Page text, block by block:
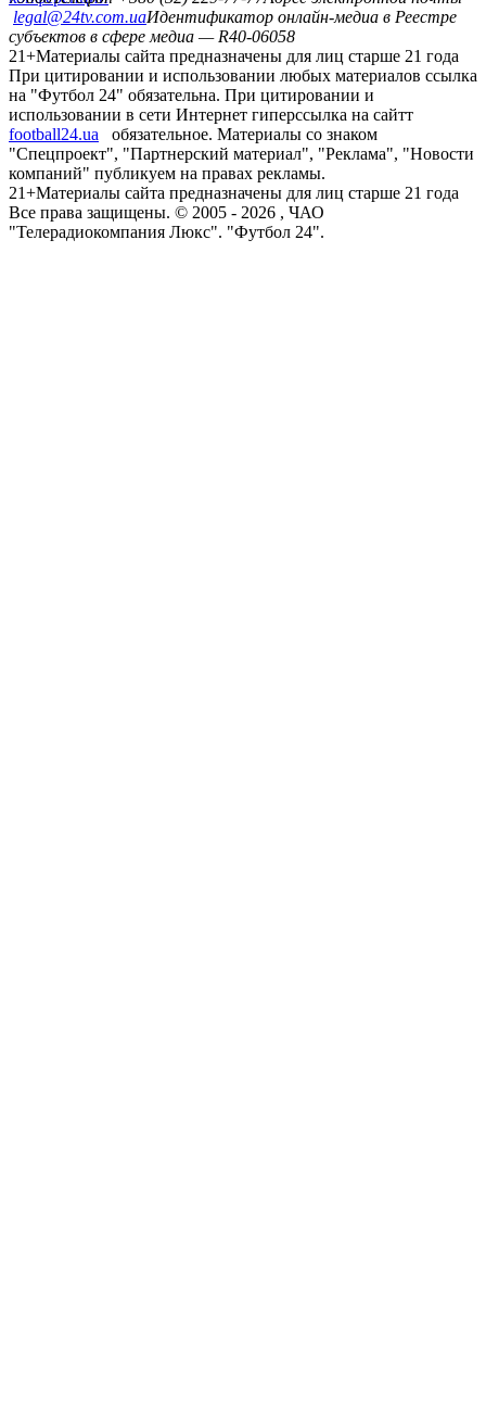
legal@24tv.com.uaИдентификатор онлайн-медиа в Реестре
субъектов в сфере медиа — R40-06058
21+Материалы сайта предназначены для лиц старше 21 года
При цитировании и использовании любых материалов ссылка
на "Футбол 24" обязательна. При цитировании и
использовании в сети Интернет гиперссылка на сайтт
football24.ua
обязательное. Материалы со знаком
"Спецпроект", "Партнерский материал", "Реклама", "Новости
компаний" публикуем на правах рекламы.
21+Материалы сайта предназначены для лиц старше 21 года
Все права защищены. © 2005 - 2026 , ЧАО
"Телерадиокомпания Люкс". "Футбол 24".